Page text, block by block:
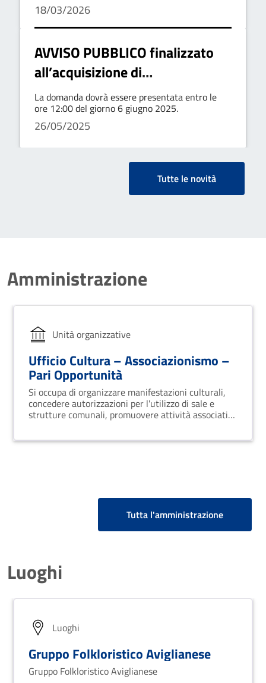
18/03/2026
AVVISO PUBBLICO finalizzato
all’acquisizione di
manifestazioni di interesse per
l’elaborazione e/o la co-
progettazione di progetti,
ricreative e di spettacolo da
proporre nell’ambito delle
La domanda dovrà essere presentata entro le
ore 12:00 del giorno 6 giugno 2025.
26/05/2025
Tutte le novità
Amministrazione
Unità organizzative
Ufficio Cultura – Associazionismo –
Pari Opportunità
Si occupa di organizzare manifestazioni culturali,
concedere autorizzazioni per l'utilizzo di sale e
strutture comunali, promuovere attività associative
marketing turistico.
Tutta l'amministrazione
Luoghi
Luoghi
Gruppo Folkloristico Aviglianese
Gruppo Folkloristico Aviglianese